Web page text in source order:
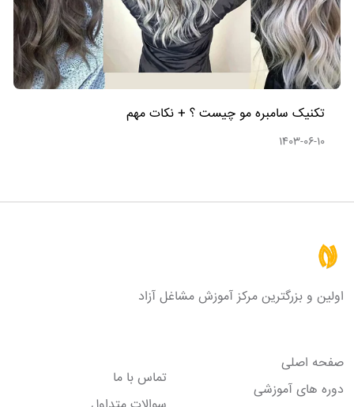
تکنیک سامبره مو چیست ؟ + نکات مهم
1403-06-10
اولین و بزرگترین مرکز آموزش مشاغل آزاد
صفحه اصلی
دوره های آموزشی
تماس با ما